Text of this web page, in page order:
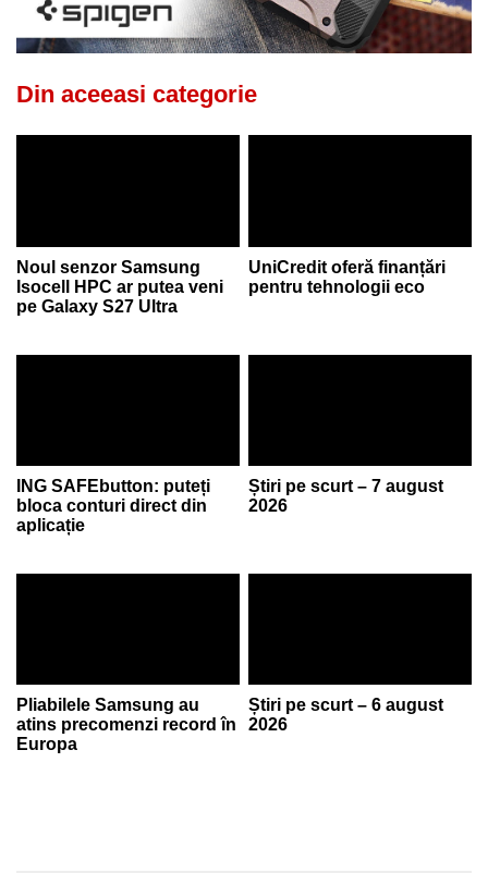
Din aceeasi categorie
Noul senzor Samsung
Isocell HPC ar putea veni
pe Galaxy S27 Ultra
UniCredit oferă finanțări
pentru tehnologii eco
ING SAFEbutton: puteți
bloca conturi direct din
aplicație
Știri pe scurt – 7 august
2026
Pliabilele Samsung au
atins precomenzi record în
Europa
Știri pe scurt – 6 august
2026